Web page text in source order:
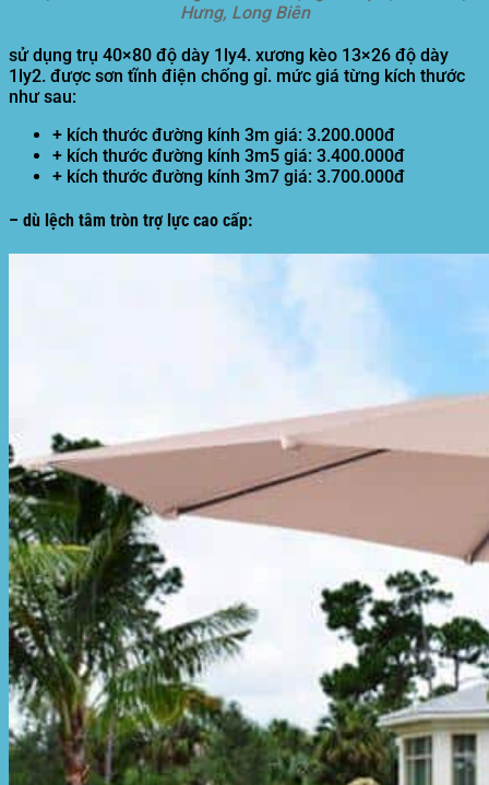
Hưng, Long Biên
sử dụng trụ 40×80 độ dày 1ly4. xương kèo 13×26 độ dày
1ly2. được sơn tĩnh điện chống gỉ. mức giá từng kích thước
như sau:
+ kích thước đường kính 3m giá: 3.200.000đ
+ kích thước đường kính 3m5 giá: 3.400.000đ
+ kích thước đường kính 3m7 giá: 3.700.000đ
– dù lệch tâm tròn trợ lực cao cấp: